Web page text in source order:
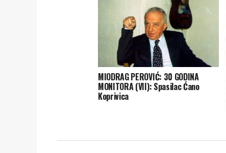
MIODRAG PEROVIĆ: 30 GODINA
MONITORA (VII): Spasilac Ćano
Koprivica